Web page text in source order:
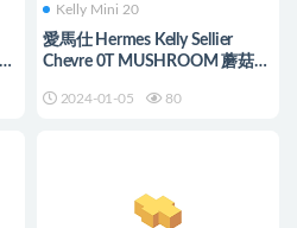
Kelly Mini 20
愛馬仕 Hermes Kelly Sellier
Chevre 0T MUSHROOM 蘑菇色
2024-01-05 80